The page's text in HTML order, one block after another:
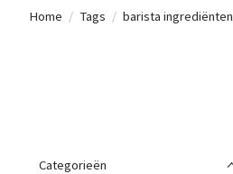
Home / Tags / barista ingrediënten
Categorieën